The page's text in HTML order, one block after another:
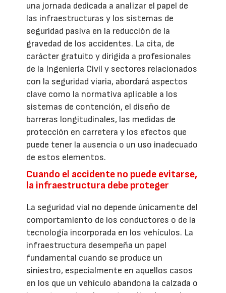
una jornada dedicada a analizar el papel de
las infraestructuras y los sistemas de
seguridad pasiva en la reducción de la
gravedad de los accidentes. La cita, de
carácter gratuito y dirigida a profesionales
de la Ingeniería Civil y sectores relacionados
con la seguridad viaria, abordará aspectos
clave como la normativa aplicable a los
sistemas de contención, el diseño de
barreras longitudinales, las medidas de
protección en carretera y los efectos que
puede tener la ausencia o un uso inadecuado
de estos elementos.
Cuando el accidente no puede evitarse,
la infraestructura debe proteger
La seguridad vial no depende únicamente del
comportamiento de los conductores o de la
tecnología incorporada en los vehículos. La
infraestructura desempeña un papel
fundamental cuando se produce un
siniestro, especialmente en aquellos casos
en los que un vehículo abandona la calzada o